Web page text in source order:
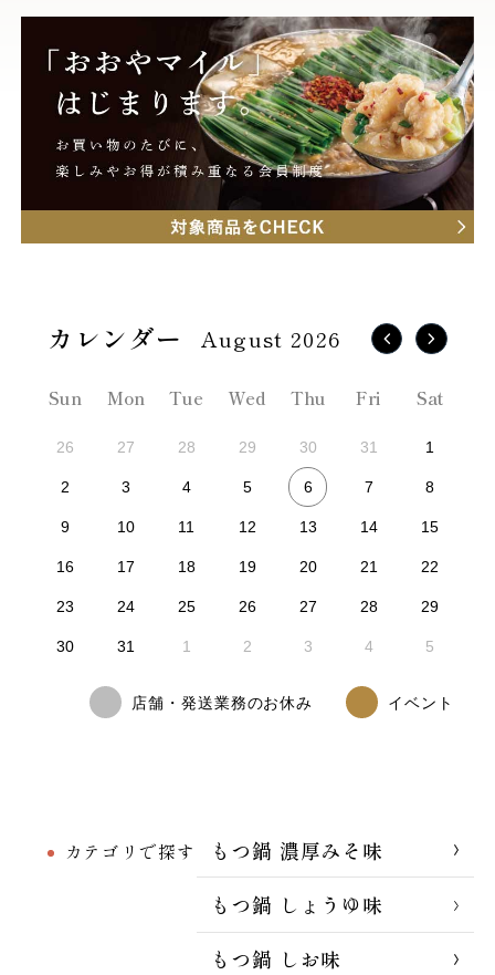
カテゴリで探す
もつ鍋 濃厚みそ味
もつ鍋 しょうゆ味
もつ鍋 しお味
August 2026
Sun Mon Tue Wed Thu Fri Sat
26 27 28 29 30 31 1
2 3 4 5 6 7 8
9 10 11 12 13 14 15
16 17 18 19 20 21 22
23 24 25 26 27 28 29
30 31 1 2 3 4 5
店舗・発送業務のお休み イベント